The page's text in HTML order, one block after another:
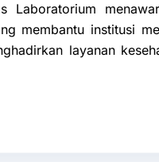
Laboratorium
membantu institusi
layanan